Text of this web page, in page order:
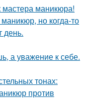
маникюра!
но когда-то
день.
а уважение к себе.
тонах:
против